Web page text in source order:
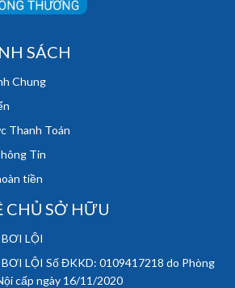
SÁCH
Chung
Thanh Toán
Tin
tiền
CHỦ SỞ HỮU
LỘI
LỘI Số ĐKKD: 0109417218 do Phòng
cấp ngày 16/11/2020